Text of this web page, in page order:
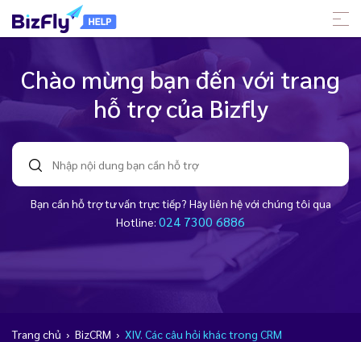
Chào mừng bạn đến với trang
hỗ trợ của Bizfly
Bạn cần hỗ trợ tư vấn trực tiếp? Hãy liên hệ với chúng tôi qua
Hotline: 024 7300 6886
Trang chủ › BizCRM › XIV. Các câu hỏi khác trong CRM